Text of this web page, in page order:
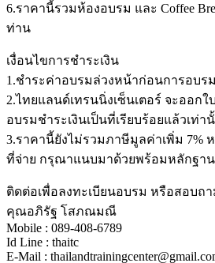
6.ราคานี้รวมห้องอบรม และ Coffee
ท่าน
เงื่อนไขการชำระเงิน
1.ชำระค่าอบรมล่วงหน้าก่อนการอบร
2.ไทยแลนด์เทรนนิ่งเซ็นเตอร์ จะออกใ
อบรมชำระเงินเป็นที่เรียบร้อยแล้วเท่า
3.ราคานี้ยังไม่รวมภาษีมูลค่าเพิ่ม 7%
ที่จ่าย กรุณาแนบมาด้วยพร้อมหลักฐาน
ติดต่อเพื่อลงทะเบียนอบรม หรือสอบถ
คุณอภิรัฐ โสภณมณี
Mobile : 089-408-6789
Id Line : thaitc
E-Mail :